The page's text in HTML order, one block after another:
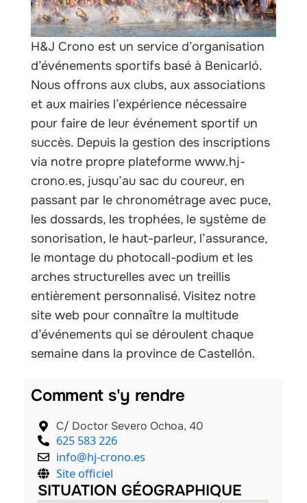
H&J Crono est un service d’organisation
d’événements sportifs basé à Benicarló.
Nous offrons aux clubs, aux associations
et aux mairies l’expérience nécessaire
pour faire de leur événement sportif un
succès. Depuis la gestion des inscriptions
via notre propre plateforme www.hj-
crono.es, jusqu’au sac du coureur, en
passant par le chronométrage avec puce,
les dossards, les trophées, le système de
sonorisation, le haut-parleur, l’assurance,
le montage du photocall-podium et les
arches structurelles avec un treillis
entièrement personnalisé. Visitez notre
site web pour connaître la multitude
d’événements qui se déroulent chaque
semaine dans la province de Castellón.
Comment s'y rendre
C/ Doctor Severo Ochoa, 40
625 583 226
info@hj-crono.es
Site officiel
SITUATION GÉOGRAPHIQUE